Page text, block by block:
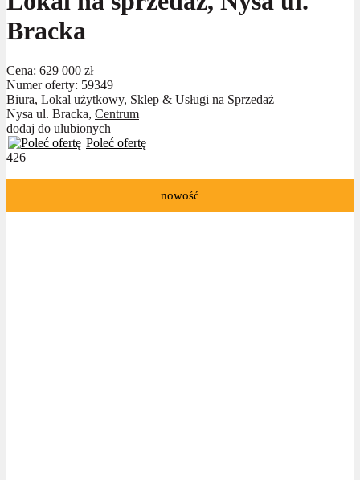
Bracka
Cena: 629 000 zł
Numer oferty: 59349
Biura, Lokal użytkowy, Sklep & Usługi na Sprzedaż
Nysa ul. Bracka, Centrum
dodaj do ulubionych
Poleć ofertę
426
nowość